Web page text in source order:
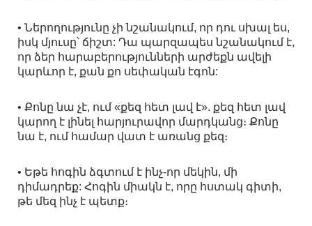
• Ներողությունը չի նշանակում, որ դու սխալ ես,
իսկ մյուսը՝ ճիշտ: Դա պարզապես նշանակում է,
որ ձեր հարաբերությունների արժեքն ավելի
կարևոր է, քան քո սեփական էգոն:
• Քոնը նա չէ, ում «քեզ հետ լավ է». քեզ հետ լավ
կարող է լինել հարյուրավոր մարդկանց։ Քոնը
նա է, ում համար վատ է առանց քեզ։
• Եթե հոգին ձգտում է ինչ-որ մեկին, մի
դիմադրեք: Հոգին միակն է, որը հստակ գիտի,
թե մեզ ինչ է պետք։